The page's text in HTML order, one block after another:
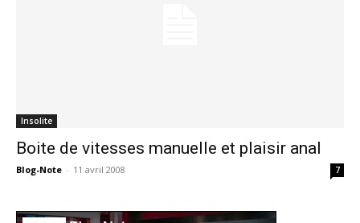
Insolite
Boite de vitesses manuelle et plaisir anal
Blog-Note - 11 avril 2008 7